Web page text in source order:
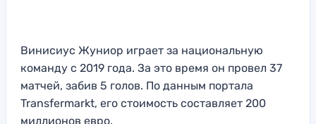
Винисиус Жуниор играет за национальную
команду с 2019 года. За это время он провел 37
матчей, забив 5 голов. По данным портала
Transfermarkt, его стоимость составляет 200
миллионов евро.